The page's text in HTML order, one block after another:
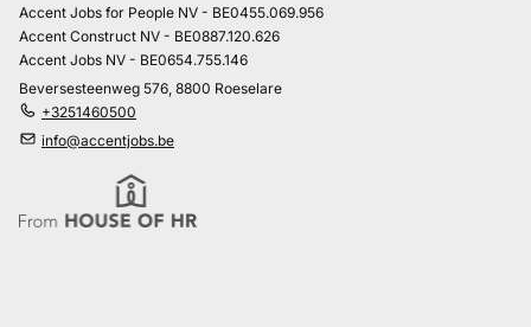
Accent Jobs for People NV - BE0455.069.956
Accent Construct NV - BE0887.120.626
Accent Jobs NV - BE0654.755.146
Beversesteenweg 576, 8800 Roeselare
+3251460500
info@accentjobs.be